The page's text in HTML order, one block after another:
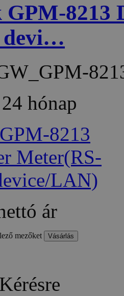
GPM-8213
devi…
24 hónap
ár
mezőket
Kérésre